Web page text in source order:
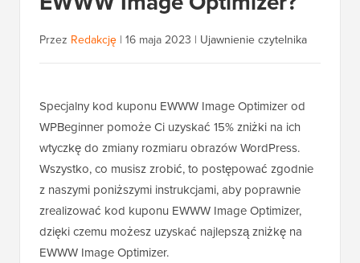
Przez Redakcję | 16 maja 2023 | Ujawnienie czytelnika
Specjalny kod kuponu EWWW Image Optimizer od
WPBeginner pomoże Ci uzyskać 15% zniżki na ich
wtyczkę do zmiany rozmiaru obrazów WordPress.
Wszystko, co musisz zrobić, to postępować zgodnie
z naszymi poniższymi instrukcjami, aby poprawnie
zrealizować kod kuponu EWWW Image Optimizer,
dzięki czemu możesz uzyskać najlepszą zniżkę na
EWWW Image Optimizer.